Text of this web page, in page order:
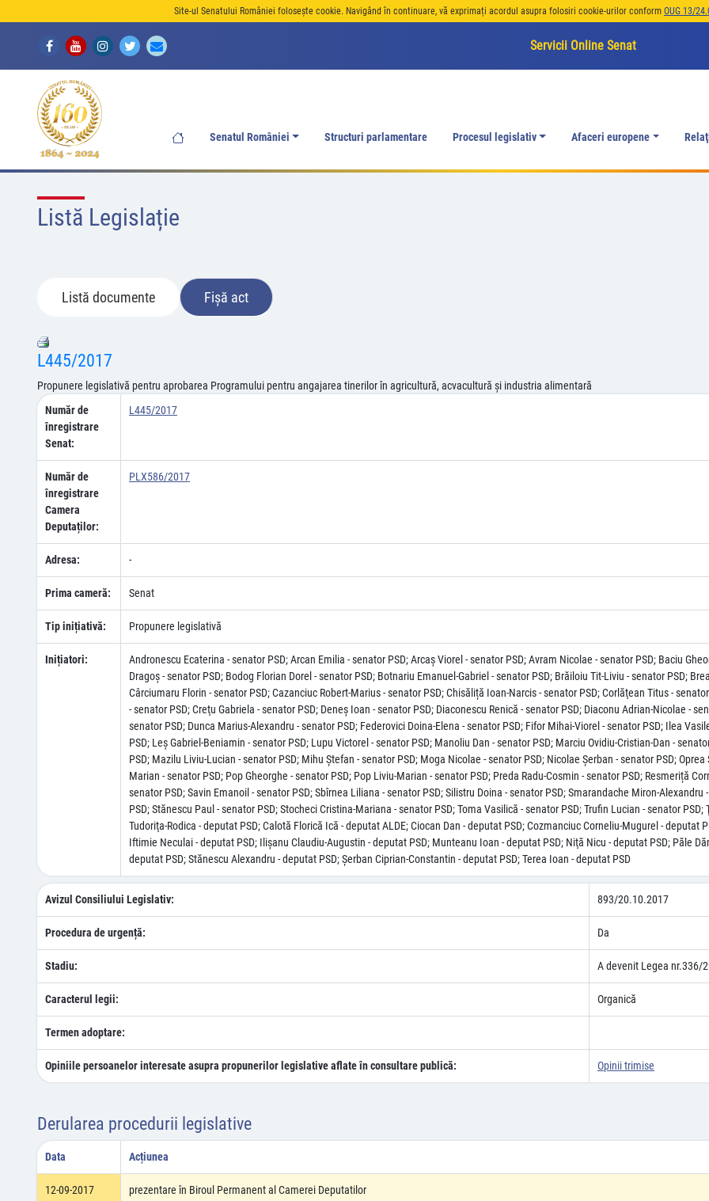
Site-ul Senatului României folosește cookie. Navigând în continuare, vă exprimați acordul asupra folosiri cookie-urilor conform OUG 13/
Servicii Online Senat
Senatul României Structuri parlamentare Procesul legislativ Afaceri europene
Listă Legislație
Listă documente Fișă act
L445/2017
Propunere legislativă pentru aprobarea Programului pentru angajarea tinerilor în agricultură, acvacultură şi industria alimentară
Număr de
înregistrare
Senat:
L445/2017
Număr de
înregistrare
Camera
Deputaților:
PLX586/2017
Adresa: -
Prima cameră: Senat
Tip inițiativă: Propunere legislativă
Inițiatori:
Andronescu Ecaterina - senator PSD; Arcan Emilia - senator PSD; Arcaş Viorel - senator PSD; Avram Nicolae - senator PSD; Baciu
Dragoș - senator PSD; Bodog Florian Dorel - senator PSD; Botnariu Emanuel-Gabriel - senator PSD; Brăiloiu Tit-Liviu - senator PSD;
Cârciumaru Florin - senator PSD; Cazanciuc Robert-Marius - senator PSD; Chisăliță Ioan-Narcis - senator PSD; Corlăţean Titus -
- senator PSD; Creţu Gabriela - senator PSD; Deneş Ioan - senator PSD; Diaconescu Renică - senator PSD; Diaconu Adrian-Nicolae -
senator PSD; Dunca Marius-Alexandru - senator PSD; Federovici Doina-Elena - senator PSD; Fifor Mihai-Viorel - senator PSD; Ilea
PSD; Leș Gabriel-Beniamin - senator PSD; Lupu Victorel - senator PSD; Manoliu Dan - senator PSD; Marciu Ovidiu-Cristian-Dan -
PSD; Mazilu Liviu-Lucian - senator PSD; Mihu Ștefan - senator PSD; Moga Nicolae - senator PSD; Nicolae Şerban - senator PSD;
Marian - senator PSD; Pop Gheorghe - senator PSD; Pop Liviu-Marian - senator PSD; Preda Radu-Cosmin - senator PSD; Resmeriță
senator PSD; Savin Emanoil - senator PSD; Sbîrnea Liliana - senator PSD; Silistru Doina - senator PSD; Smarandache Miron-
PSD; Stănescu Paul - senator PSD; Stocheci Cristina-Mariana - senator PSD; Toma Vasilică - senator PSD; Trufin Lucian - senator
Tudoriţa-Rodica - deputat PSD; Calotă Florică Ică - deputat ALDE; Ciocan Dan - deputat PSD; Cozmanciuc Corneliu-Mugurel - deputat
Iftimie Neculai - deputat PSD; Ilişanu Claudiu-Augustin - deputat PSD; Munteanu Ioan - deputat PSD; Niţă Nicu - deputat PSD; Păle
deputat PSD; Stănescu Alexandru - deputat PSD; Şerban Ciprian-Constantin - deputat PSD; Terea Ioan - deputat PSD
Avizul Consiliului Legislativ: 893/20.10.2017
Procedura de urgență: Da
Stadiu: A devenit Legea nr.336/
Caracterul legii: Organică
Termen adoptare:
Opiniile persoanelor interesate asupra propunerilor legislative aflate în consultare publică: Opinii trimise
Derularea procedurii legislative
Data Acțiunea
12-09-2017 prezentare în Biroul Permanent al Camerei Deputatilor